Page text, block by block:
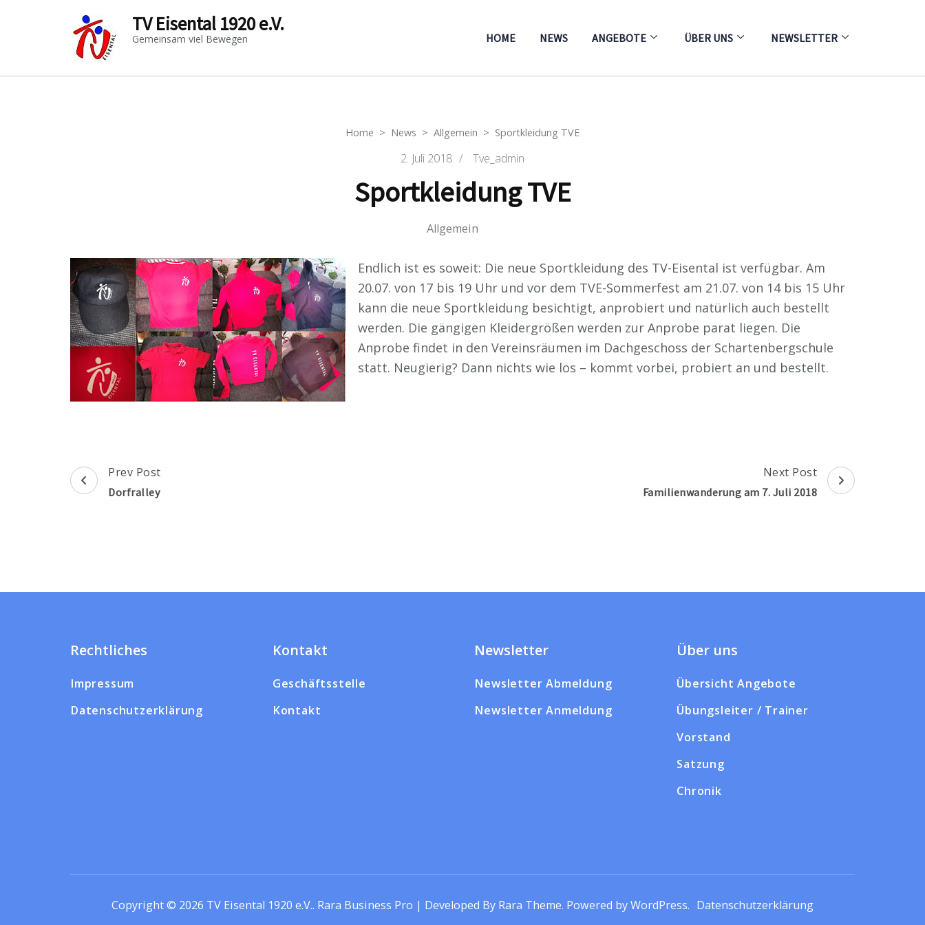
TV Eisental 1920 e.V.
Gemeinsam viel Bewegen HOME NEWS ANGEBOTE ÜBER UNS NEWSLETTER
Home > News > Allgemein > Sportkleidung TVE
2. Juli 2018 / Tve_admin
Sportkleidung TVE
Allgemein
Endlich ist es soweit: Die neue Sportkleidung des TV-Eisental ist verfügbar. Am
20.07. von 17 bis 19 Uhr und vor dem TVE-Sommerfest am 21.07. von 14 bis 15 Uhr
kann die neue Sportkleidung besichtigt, anprobiert und natürlich auch bestellt
werden. Die gängigen Kleidergrößen werden zur Anprobe parat liegen. Die
Anprobe findet in den Vereinsräumen im Dachgeschoss der Schartenbergschule
statt. Neugierig? Dann nichts wie los – kommt vorbei, probiert an und bestellt.
Post
Navigation
Prev Post
Dorfralley
Next Post
Familienwanderung am 7. Juli 2018
Rechtliches
Impressum
Datenschutzerklärung
Kontakt
Geschäftsstelle
Kontakt
Newsletter
Newsletter Abmeldung
Newsletter Anmeldung
Über uns
Übersicht Angebote
Übungsleiter / Trainer
Vorstand
Satzung
Chronik
Copyright © 2026 TV Eisental 1920 e.V.. Rara Business Pro | Developed By Rara Theme. Powered byWordPress. Datenschutzerklärung